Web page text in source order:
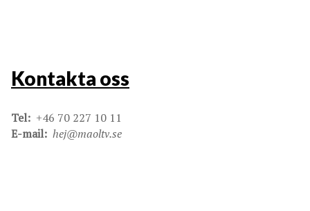
Kontakta oss
Tel: +46 70 227 10 11
E-mail: hej@maoltv.se